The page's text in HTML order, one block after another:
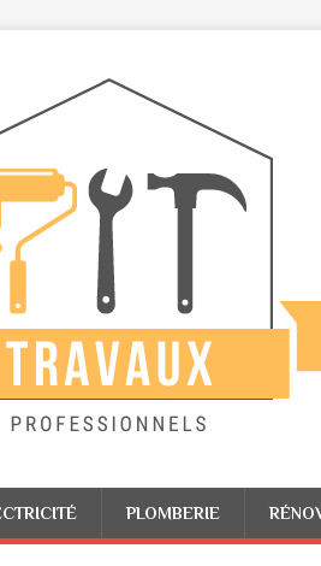
PLOMBERIE